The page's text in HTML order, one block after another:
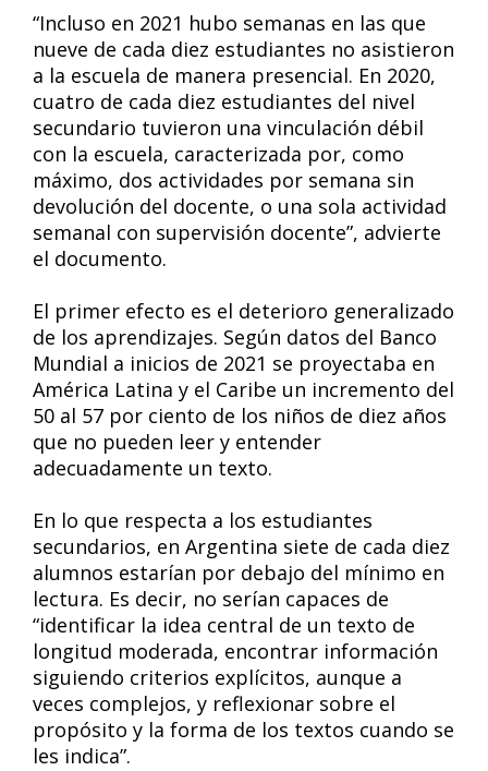
“Incluso en 2021 hubo semanas en las que
nueve de cada diez estudiantes no asistieron
a la escuela de manera presencial. En 2020,
cuatro de cada diez estudiantes del nivel
secundario tuvieron una vinculación débil
con la escuela, caracterizada por, como
máximo, dos actividades por semana sin
devolución del docente, o una sola actividad
semanal con supervisión docente”, advierte
el documento.
El primer efecto es el deterioro generalizado
de los aprendizajes. Según datos del Banco
Mundial a inicios de 2021 se proyectaba en
América Latina y el Caribe un incremento del
50 al 57 por ciento de los niños de diez años
que no pueden leer y entender
adecuadamente un texto.
En lo que respecta a los estudiantes
secundarios, en Argentina siete de cada diez
alumnos estarían por debajo del mínimo en
lectura. Es decir, no serían capaces de
“identificar la idea central de un texto de
longitud moderada, encontrar información
siguiendo criterios explícitos, aunque a
veces complejos, y reflexionar sobre el
propósito y la forma de los textos cuando se
les indica”.